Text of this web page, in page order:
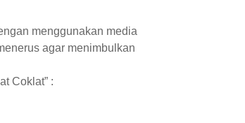
menggunakan media
agar menimbulkan
Coklat” :